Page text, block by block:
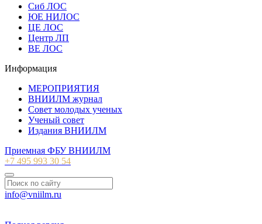
Сиб ЛОС
ЮЕ НИЛОС
ЦЕ ЛОС
Центр ЛП
ВЕ ЛОС
Информация
МЕРОПРИЯТИЯ
ВНИИЛМ журнал
Совет молодых ученых
Ученый совет
Издания ВНИИЛМ
Приемная ФБУ ВНИИЛМ
+7 495 993 30 54
info@vniilm.ru